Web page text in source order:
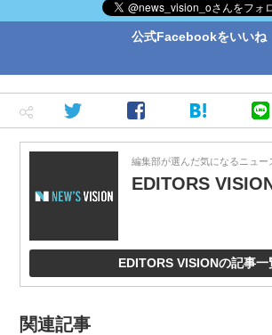
公式Facebookをいいね
編集部が選んだ気になるニュー
EDITORS
EDITORS VISIONの記事一
関連記事